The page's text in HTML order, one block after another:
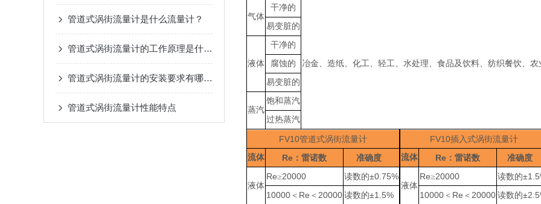
管道式涡街流量计是什么流量计？
管道式涡街流量计的工作原理是什么？
管道式涡街流量计的安装要求有哪些？
管道式涡街流量计性能特点
气体
干净的
冶金、造纸、化工、轻工、水处理、食品及饮料、纺织餐饮、
易变脏的
液体
干净的
腐蚀的
易变脏的
蒸汽
饱和蒸汽
过热蒸汽
FV10管道式涡街流量计
流体
Re ：雷诺数 准确度
液体
Re≥20000 读数的±0.75%
10000 ＜ Re ＜ 20000 读数的±1.5%
FV10插入式涡街流量计
流体
Re ：雷诺数 准确度
液体
Re≥20000 读数的
10000 ＜ Re ＜ 20000 读数的